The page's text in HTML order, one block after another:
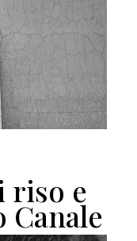
riso e